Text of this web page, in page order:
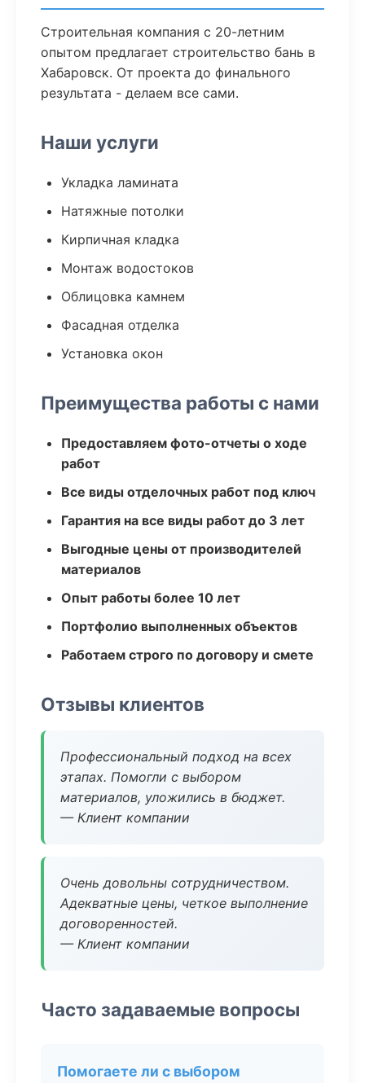
Строительная компания с 20-летним
опытом предлагает строительство бань в
Хабаровск. От проекта до финального
результата - делаем все сами.
Наши услуги
Укладка ламината
Натяжные потолки
Кирпичная кладка
Монтаж водостоков
Облицовка камнем
Фасадная отделка
Установка окон
Преимущества работы с нами
Предоставляем фото-отчеты о ходе
работ
Все виды отделочных работ под ключ
Гарантия на все виды работ до 3 лет
Выгодные цены от производителей
материалов
Опыт работы более 10 лет
Портфолио выполненных объектов
Работаем строго по договору и смете
Отзывы клиентов
Профессиональный подход на всех
этапах. Помогли с выбором
материалов, уложились в бюджет.
— Клиент компании
Очень довольны сотрудничеством.
Адекватные цены, четкое выполнение
договоренностей.
— Клиент компании
Часто задаваемые вопросы
Помогаете ли с выбором